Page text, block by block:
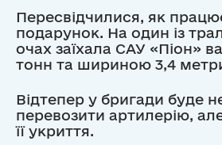
Пересвідчилися, як
подарунок. На один із
очах заїхала САУ «Піон»
тонн та шириною 3,4
Відтепер у бригади буде
перевозити артилерію,
її укриття.